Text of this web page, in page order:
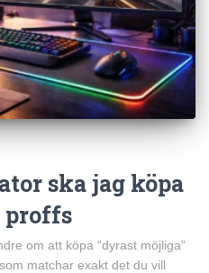
ska jag köpa
proffs
om att köpa “dyrast möjliga”
matchar exakt det du vill